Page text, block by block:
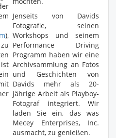
),
Jenseits von Davids
Fotografie, seinen
Workshops und seinem
Performance Driving
Programm haben wir eine
Archivsammlung an Fotos
und Geschichten von
Davids mehr als 20-
jährige Arbeit als Playboy-
Fotograf integriert. Wir
laden Sie ein, das was
Mecey Enterprises, Inc.
ausmacht, zu genießen.